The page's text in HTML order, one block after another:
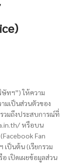
ฯ”) ให้ความ
มเป็นส่วนตัวของ
วมถึงประสบการณ์ที่
หรือบน
Fan
ป็นต้น (เรียกรวม
เปิดเผยข้อมูลส่วน